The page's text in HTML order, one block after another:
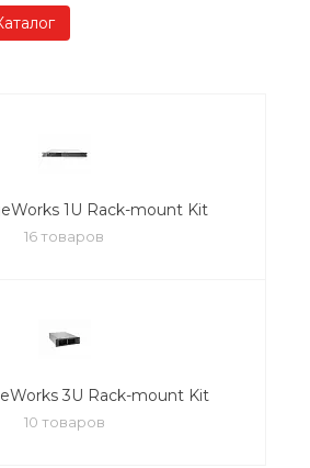
1U Rack-mount Kit
16 товаров
3U Rack-mount Kit
10 товаров